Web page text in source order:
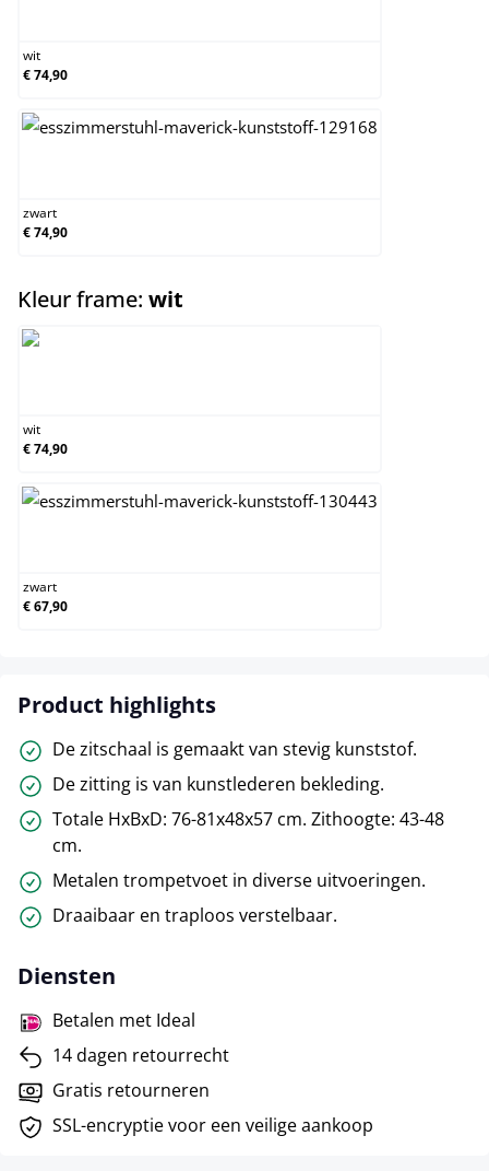
wit
€ 74,90
zwart
€ 74,90
Kleur frame: wit
wit
€ 74,90
zwart
€ 67,90
Product highlights
De zitschaal is gemaakt van stevig kunststof.
De zitting is van kunstlederen bekleding.
Totale HxBxD: 76-81x48x57 cm. Zithoogte: 43-48
cm.
Metalen trompetvoet in diverse uitvoeringen.
Draaibaar en traploos verstelbaar.
Diensten
Betalen met Ideal
14 dagen retourrecht
Gratis retourneren
SSL-encryptie voor een veilige aankoop